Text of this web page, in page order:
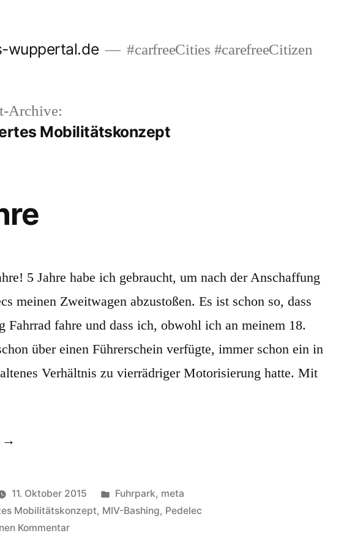
wuppertal.de #carfreeCities #carefreeCitizen
Archive:
Mobilitätskonzept
5 Jahre habe ich gebraucht, um nach der Anschaffung
meinen Zweitwagen abzustoßen. Es ist schon so, dass
fahre und dass ich, obwohl ich an meinem 18.
über einen Führerschein verfügte, immer schon ein in
Verhältnis zu vierrädriger Motorisierung hatte. Mit
11. Oktober 2015
Veröffentlicht
in
Fuhrpark, meta
Mobilitätskonzept, MIV-Bashing, Pedelec
Kommentarzu